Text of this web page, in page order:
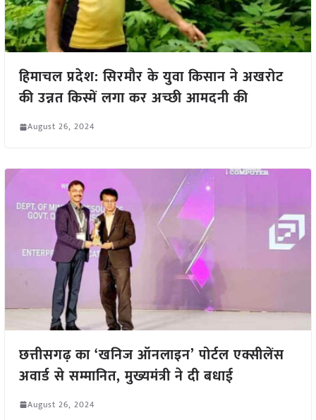
हिमाचल प्रदेश: सिरमौर के युवा किसान ने अखरोट
की उन्नत किस्में लगा कर अच्छी आमदनी की
August 26, 2024
छत्तीसगढ़ का ‘खनिज ऑनलाइन’ पोर्टल एक्सीलेंस
अवार्ड से सम्मानित, मुख्यमंत्री ने दी बधाई
August 26, 2024